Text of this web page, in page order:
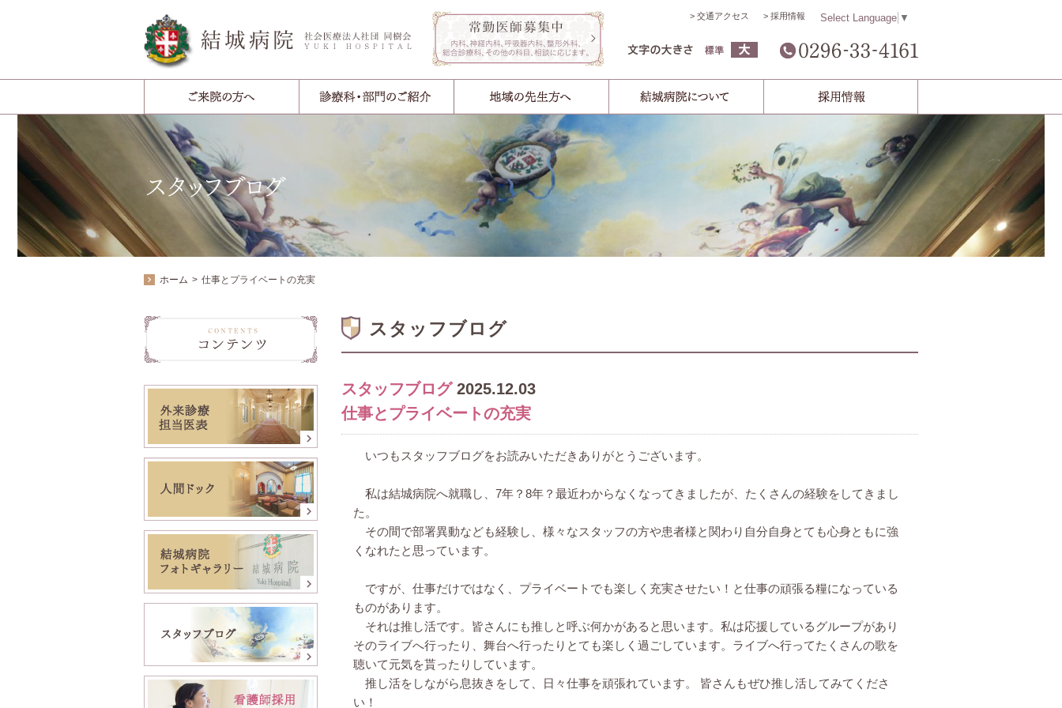
Select Language ▼
交通アクセス 採用情報
ホーム 仕事とプライベートの充実
スタッフブログ
スタッフブログ 2025.12.03
仕事とプライベートの充実
いつもスタッフブログをお読みいただきありがとうございます。
私は結城病院へ就職し、7年？8年？最近わからなくなってきましたが、たくさんの経験をしてきまし
た。
その間で部署異動なども経験し、様々なスタッフの方や患者様と関わり自分自身とても心身ともに強
くなれたと思っています。
ですが、仕事だけではなく、プライベートでも楽しく充実させたい！と仕事の頑張る糧になっている
ものがあります。
それは推し活です。皆さんにも推しと呼ぶ何かがあると思います。私は応援しているグループがあり
そのライブへ行ったり、舞台へ行ったりとても楽しく過ごしています。ライブへ行ってたくさんの歌を
聴いて元気を貰ったりしています。
推し活をしながら息抜きをして、日々仕事を頑張れています。 皆さんもぜひ推し活してみてくださ
い！